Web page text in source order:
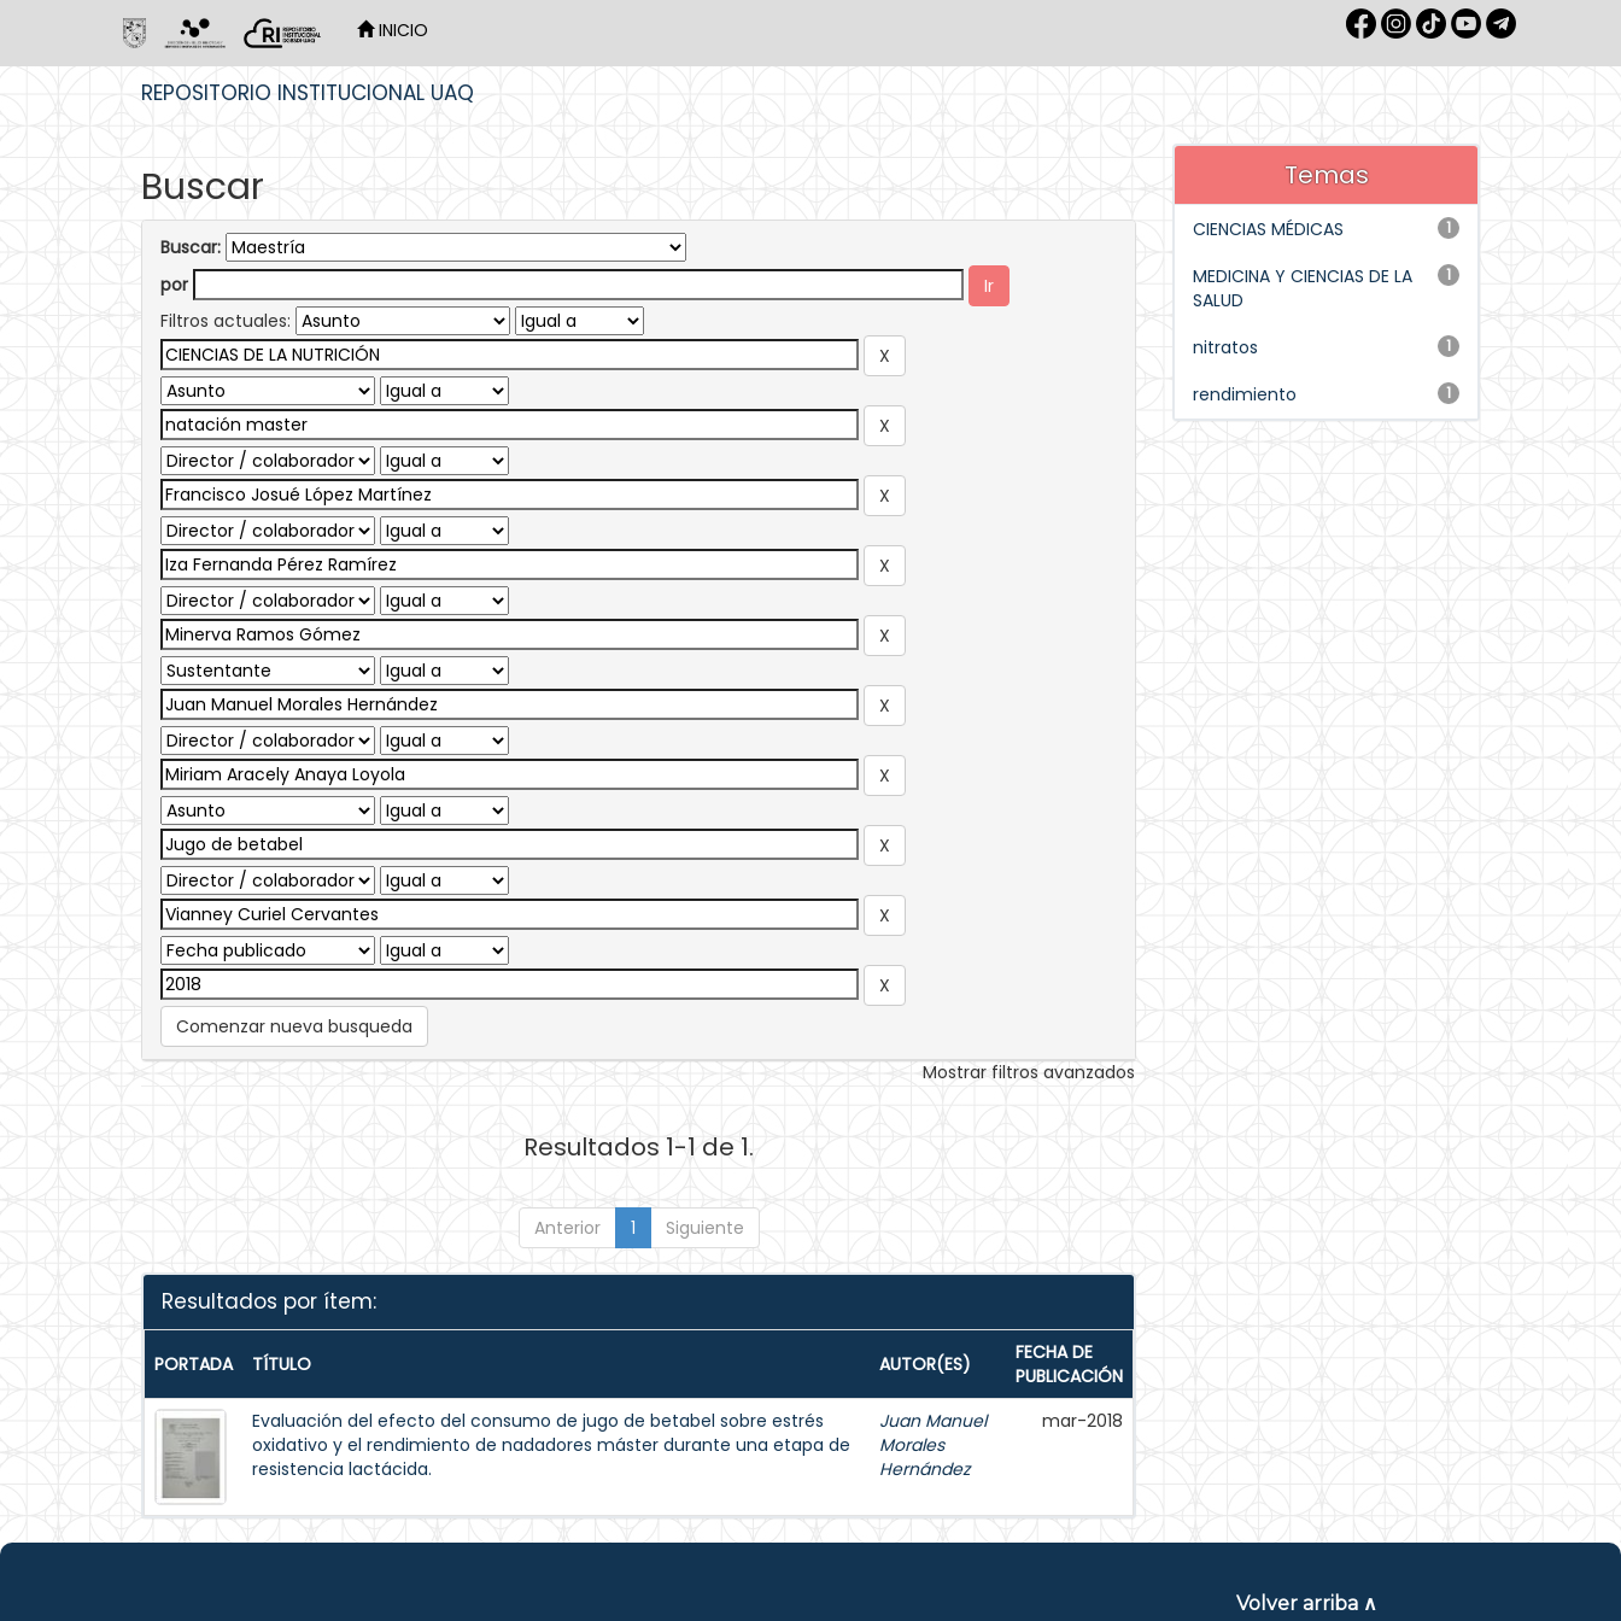
INICIO
REPOSITORIO INSTITUCIONAL UAQ
Buscar
Buscar:
por
Filtros actuales:
Comenzar nueva busqueda
Mostrar filtros avanzados
Resultados 1-1 de 1.
Anterior 1 Siguiente
Resultados por ítem:
PORTADA TÍTULO AUTOR(ES)
FECHA DE
PUBLICACIÓN
Evaluación del efecto del consumo de jugo de betabel sobre estrés
oxidativo y el rendimiento de nadadores máster durante una etapa de
resistencia lactácida.
Juan Manuel
Morales
Hernández
mar-2018
Temas
1
CIENCIAS MÉDICAS
1
MEDICINA Y CIENCIAS DE LA
SALUD
1
nitratos
1
rendimiento
Volver arriba ∧